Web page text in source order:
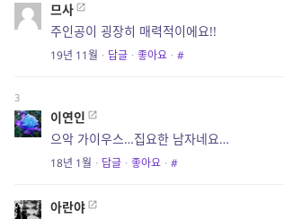
므사
주인공이 굉장히 매력적이에요!!
19년 11월 · 답글 · 좋아요 · #
3
이연인
으악 가이우스…집요한 남자네요…
18년 1월 · 답글 · 좋아요 · #
아란야